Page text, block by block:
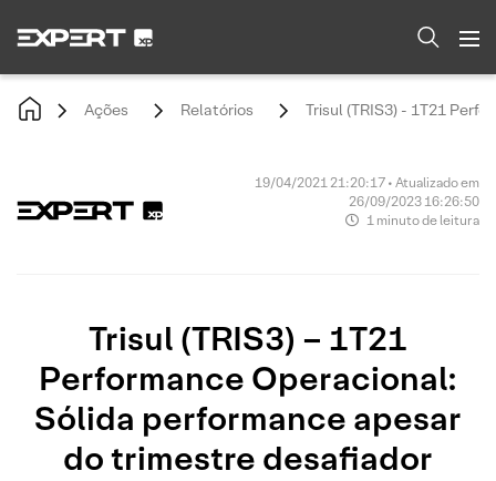
Ações Relatórios Trisul (TRIS3) - 1T21
19/04/2021 21:20:17 • Atualizado em
26/09/2023 16:26:50
1 minuto de leitura
Trisul (TRIS3) – 1T21
Performance Operacional:
Sólida performance apesar
do trimestre desafiador